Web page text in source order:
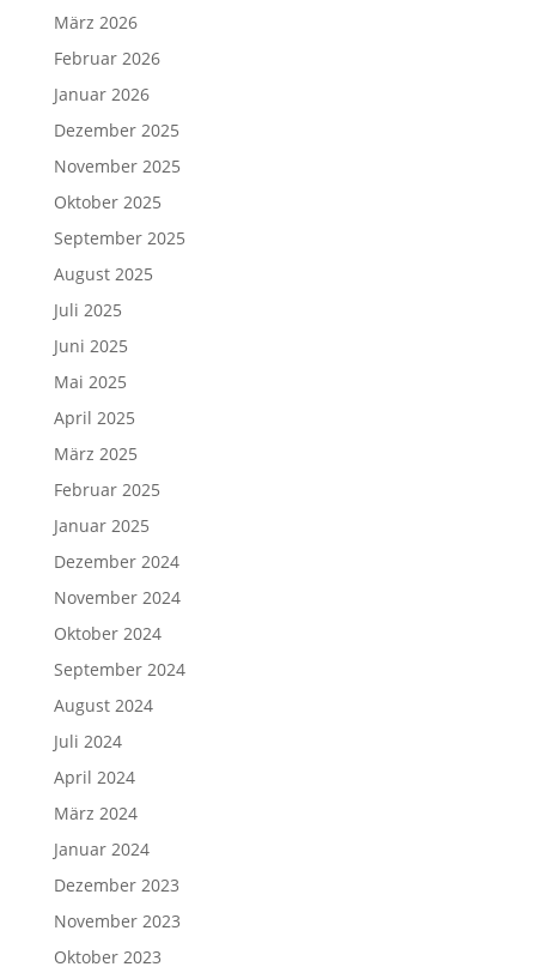
März 2026
Februar 2026
Januar 2026
Dezember 2025
November 2025
Oktober 2025
September 2025
August 2025
Juli 2025
Juni 2025
Mai 2025
April 2025
März 2025
Februar 2025
Januar 2025
Dezember 2024
November 2024
Oktober 2024
September 2024
August 2024
Juli 2024
April 2024
März 2024
Januar 2024
Dezember 2023
November 2023
Oktober 2023